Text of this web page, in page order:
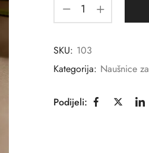
SKU: 103
Kategorija: Naušnice
Podijeli: